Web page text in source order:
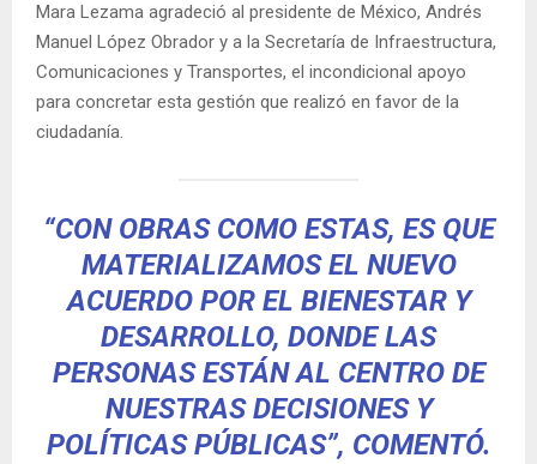
Mara Lezama agradeció al presidente de México, Andrés
Manuel López Obrador y a la Secretaría de Infraestructura,
Comunicaciones y Transportes, el incondicional apoyo
para concretar esta gestión que realizó en favor de la
ciudadanía.
“CON OBRAS COMO ESTAS, ES QUE
MATERIALIZAMOS EL NUEVO
ACUERDO POR EL BIENESTAR Y
DESARROLLO, DONDE LAS
PERSONAS ESTÁN AL CENTRO DE
NUESTRAS DECISIONES Y
POLÍTICAS PÚBLICAS”, COMENTÓ.